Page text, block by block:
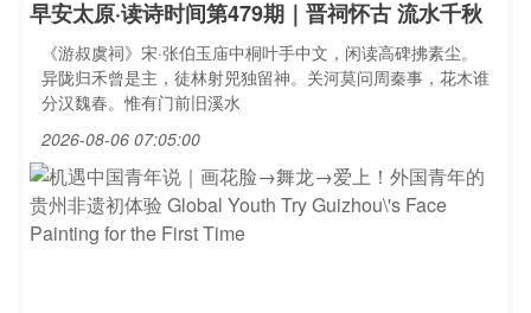
早安太原·读诗时间第479期｜晋祠怀古 流水千秋
《游叔虞祠》宋·张伯玉庙中桐叶手中文，闲读高碑拂素尘。
异陇归禾曾是主，徒林射兕独留神。关河莫问周秦事，花木谁
分汉魏春。惟有门前旧溪水
2026-08-06 07:05:00